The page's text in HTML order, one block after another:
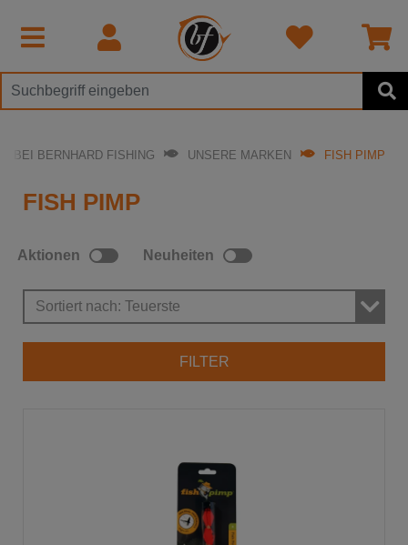
BEI BERNHARD FISHING UNSERE MARKEN FISH PIMP
FISH PIMP
FILTER
Sortiert nach: Teuerste
Aktionen Neuheiten